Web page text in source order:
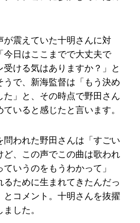
が震えていた十明さんに対
今日はここまでで大丈夫で
ける気はありますか？」と
うで、新海監督は「もう決め
た」と、その時点で野田さん
いると感じたと言います。
問われた野田さんは「すごい
ど、この声でこの曲は歌われ
いうのをもうわかって」
るために生まれてきたんだっ
コメント。十明さんを抜擢
した。